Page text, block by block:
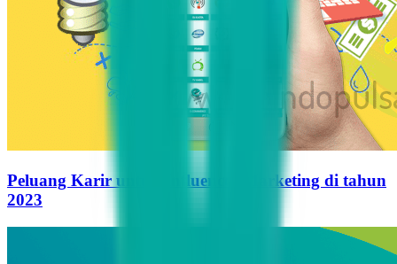
Peluang Karir untuk Influencer Marketing di tahun
2023